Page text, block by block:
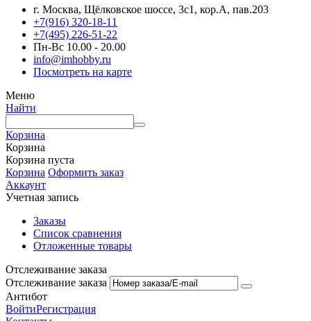
г. Москва, Щёлковское шоссе, 3с1, кор.А, пав.203
+7(916) 320-18-11
+7(495) 226-51-22
Пн-Вс 10.00 - 20.00
info@imhobby.ru
Посмотреть на карте
Меню
Найти
Корзина
Корзина
Корзина пуста
Корзина Оформить заказ
Аккаунт
Учетная запись
Заказы
Список сравнения
Отложенные товары
Отслеживание заказа
Отслеживание заказа
Антибот
ВойтиРегистрация